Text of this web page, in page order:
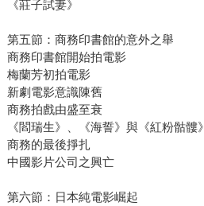
《莊子試妻》
第五節：商務印書館的意外之舉
商務印書館開始拍電影
梅蘭芳初拍電影
新劇電影意識陳舊
商務拍戲由盛至衰
《閻瑞生》、《海誓》與《紅粉骷髏》
商務的最後掙扎
中國影片公司之興亡
第六節：日本純電影崛起